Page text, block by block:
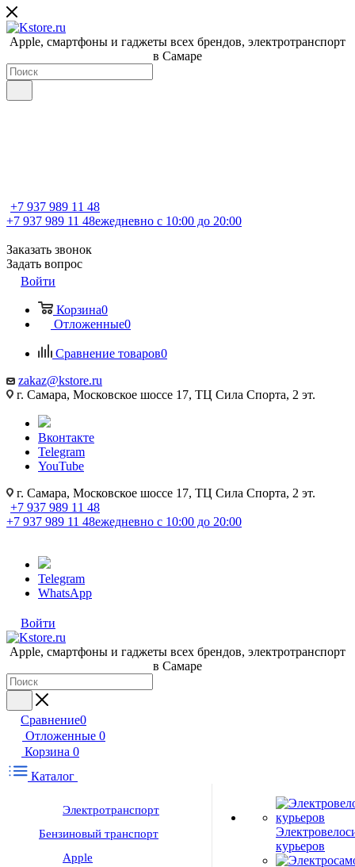
Apple, cмартфоны и гаджеты всех брендов, электротранспорт
в Самаре
+7 937 989 11 48
+7 937 989 11 48ежедневно с 10:00 до 20:00
Заказать звонок
Задать вопрос
Войти
Корзина0
Отложенные0
Сравнение товаров0
zakaz@kstore.ru
г. Самара, Московское шоссе 17, ТЦ Сила Спорта, 2 эт.
Вконтакте
Telegram
YouTube
г. Самара, Московское шоссе 17, ТЦ Сила Спорта, 2 эт.
+7 937 989 11 48
+7 937 989 11 48ежедневно с 10:00 до 20:00
Telegram
WhatsApp
Войти
Apple, cмартфоны и гаджеты всех брендов, электротранспорт
в Самаре
Сравнение0
Отложенные 0
Корзина 0
Каталог
Электротранспорт
Бензиновый транспорт
Apple
курьеров